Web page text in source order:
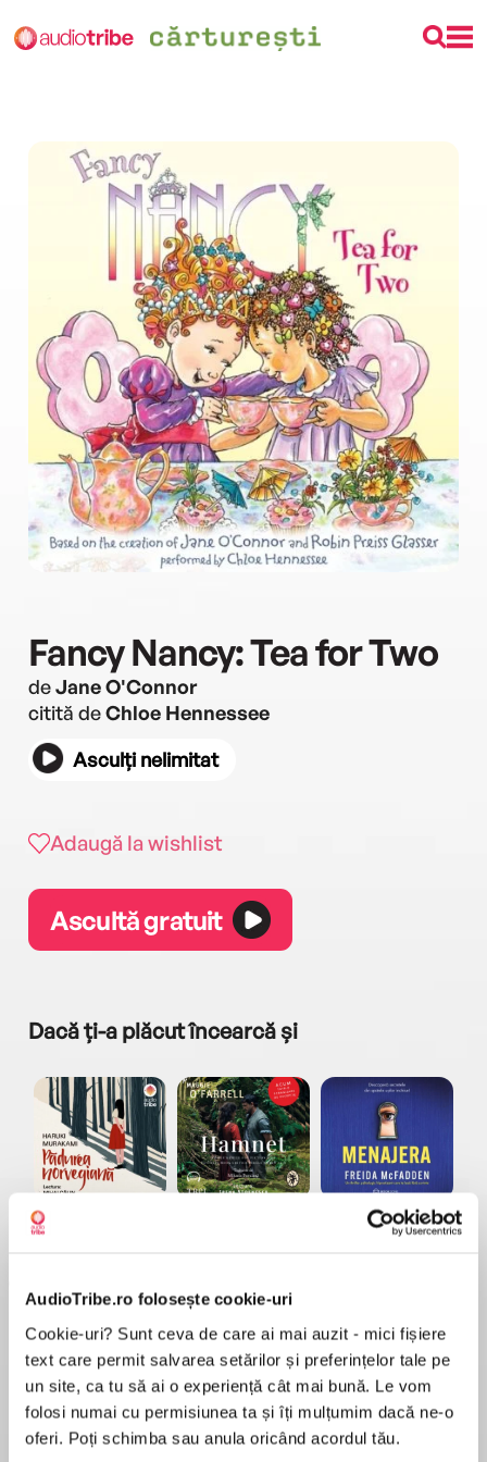
AudioTribe.ro folosește cookie-uri
Cookie-uri? Sunt ceva de care ai mai auzit - mici fișiere
text care permit salvarea setărilor și preferințelor tale pe
un site, ca tu să ai o experiență cât mai bună. Le vom
folosi numai cu permisiunea ta și îți mulțumim dacă ne-o
oferi. Poți schimba sau anula oricând acordul tău.
Fancy Nancy: Tea for Two
deJane O'Connor
citită deChloe Hennessee
Asculți nelimitat
Adaugă la wishlist
Ascultă gratuit
Dacă ți-a plăcut încearcă și
Pădurea norvegiană
Elita de Argint (Elita
de...
Dani Francis
Diavolul se îmbracă de
la...
Lauren Weisberger
Menajera
Freida McFadden
Migdală
Sohn Won-pyung